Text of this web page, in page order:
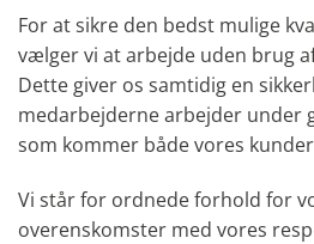
For at sikre den bedst mulige
vælger vi at arbejde uden brug
Dette giver os samtidig en
medarbejderne arbejder under
som kommer både vores kunder
Vi står for ordnede forhold for
overenskomster med vores